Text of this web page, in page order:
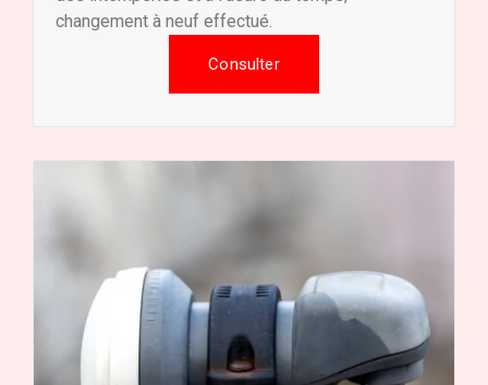
changement à neuf effectué.
Consulter